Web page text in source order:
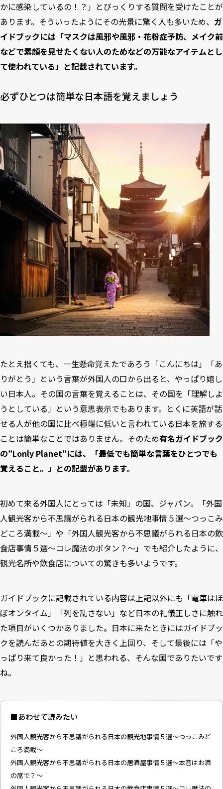
かに感染しているの！？」とびっくりする質問を受けたことが
あります。そういったようにその光景に驚く人も多いため、 ガ
イドブックには「マスクは風邪や風邪・花粉症予防、メイク前
などで素顔を見せたくない人のためなどの万能なアイテムとし
て使われている」と記載されています。
必ずひとつは簡単な日本語を覚えましょう
たとえ拙くても、一生懸命覚えたであろう「こんにちは」「あ
りがとう」という言葉が外国人の口から出ると、やっぱり嬉し
い日本人。その国の言葉を覚えることは、その国を「理解しよ
うとしている」という意思表示でもあります。とくに英語が話
せる人が他の国に比べ極端に低いと言われている日本を旅する
ことは簡単なことではありません。そのため有名ガイドブック
の”Lonly Planet”には、「最低でも簡単な言葉をひとつでも
覚えること。」との記載があります。
初めて来る外国人にとっては「未知」の国、ジャパン。「外国
人観光客から不思議がられる日本の観光地事情５選～つっこみ
どころ満載～」や「外国人観光客から不思議がられる日本の飲
食店事情５選～コレ魔法のボタン？～」でも紹介したように、
観光名所や飲食店についての驚きも多いようです。
ガイドブックに記載されている内容は上記以外にも「電車はほ
ぼオンタイム」「列を乱さない」など日本の礼儀正しさに触れ
た項目がいくつかありました。日本に来たときにはガイドブッ
クを読んだあとの期待値を大きく上回り、そして最後には「や
っぱり来て良かった！」と思われる、そんな国でありたいです
ね。
■あわせて読みたい
外国人観光客から不思議がられる日本の観光地事情５選～つっこみど
ころ満載～
外国人観光客から不思議がられる日本の居酒屋事情５選～本音はお酒
の席で？～